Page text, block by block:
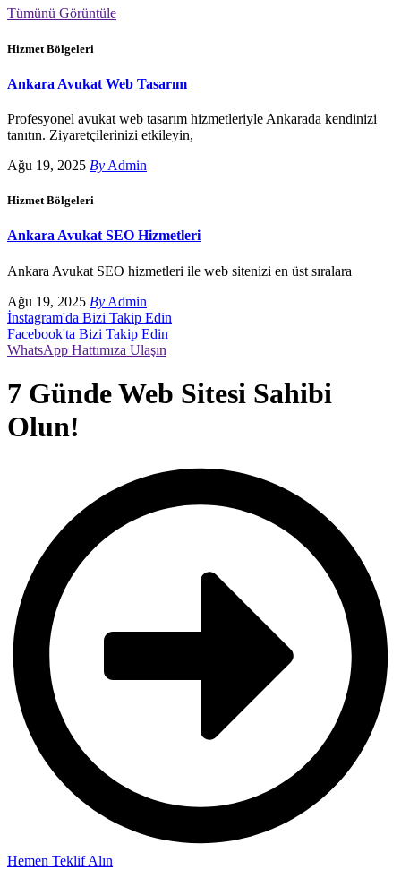
Tümünü Görüntüle
Hizmet Bölgeleri
Ankara Avukat Web Tasarım
Profesyonel avukat web tasarım hizmetleriyle Ankarada kendinizi
tanıtın. Ziyaretçilerinizi etkileyin,
Ağu 19, 2025 By Admin
Hizmet Bölgeleri
Ankara Avukat SEO Hizmetleri
Ankara Avukat SEO hizmetleri ile web sitenizi en üst sıralara
Ağu 19, 2025 By Admin
İnstagram'da Bizi Takip Edin
Facebook'ta Bizi Takip Edin
WhatsApp Hattımıza Ulaşın
7 Günde Web Sitesi Sahibi
Olun!
Hemen Teklif Alın